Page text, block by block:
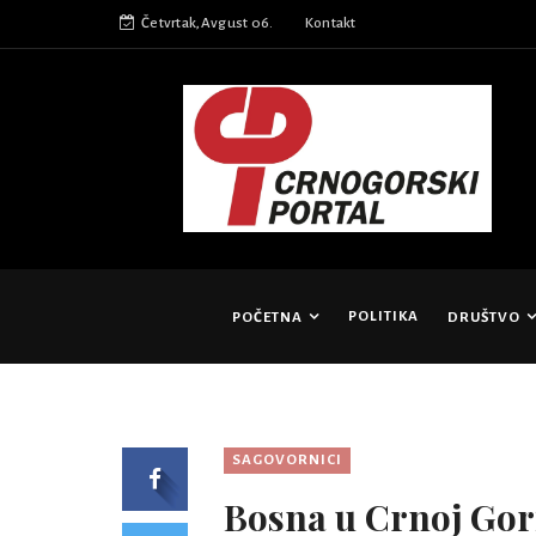
Četvrtak,Avgust 06. Kontakt
POČETNA POLITIKA DRUŠTVO
SAGOVORNICI
Bosna u Crnoj